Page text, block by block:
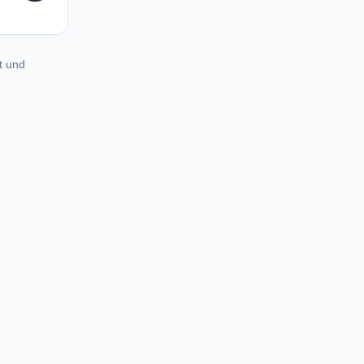
und